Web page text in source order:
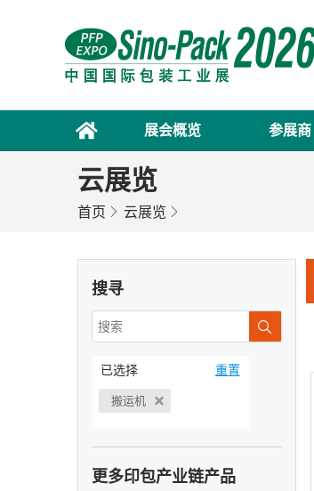
展会概览 参展商
云展览
首页 云展览
搜寻
已选择 重置
搬运机
更多印包产业链产品